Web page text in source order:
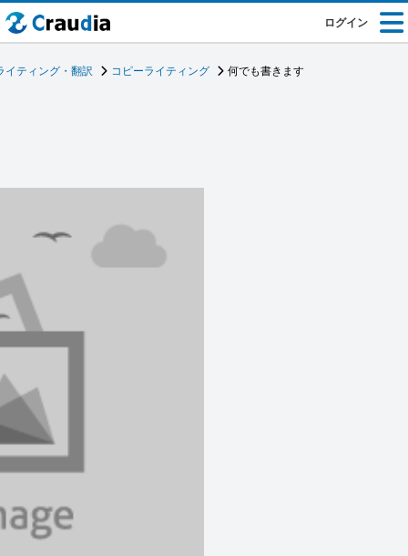
ログイン
イティング・翻訳 コピーライティング 何でも書きます